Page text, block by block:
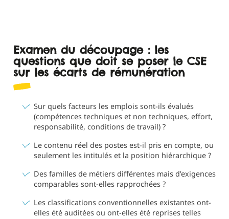
Examen du découpage : les
questions que doit se poser le CSE
sur les écarts de rémunération
Sur quels facteurs les emplois sont-ils évalués
(compétences techniques et non techniques, effort,
responsabilité, conditions de travail) ?
Le contenu réel des postes est-il pris en compte, ou
seulement les intitulés et la position hiérarchique ?
Des familles de métiers différentes mais d’exigences
comparables sont-elles rapprochées ?
Les classifications conventionnelles existantes ont-
elles été auditées ou ont-elles été reprises telles